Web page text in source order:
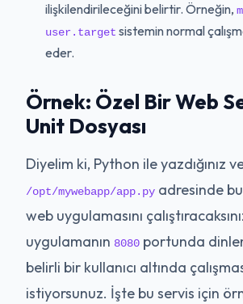
ilişkilendirileceğini belirtir. Örneğin,
user.target sistemin normal
eder.
Örnek: Özel Bir Web
Unit Dosyası
Diyelim ki, Python ile yazdığınız
/opt/mywebapp/app.py adresinde
web uygulamasını
uygulamanın 8080 portunda
belirli bir kullanıcı altında
istiyorsunuz. İşte bu servis için